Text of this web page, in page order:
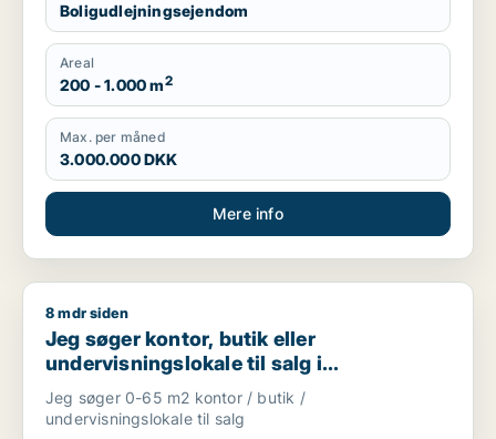
Boligudlejningsejendom
Areal
200 - 1.000 m2
Max. per måned
3.000.000 DKK
Mere info
Jeg søger kontor, butik eller undervisningslokale til salg i
8 mdr siden
Jeg søger kontor, butik eller
undervisningslokale til salg i
Storkøbenhavn, Nordsjælland eller Fyn
m.fl.
Jeg søger 0-65 m2 kontor / butik /
undervisningslokale til salg